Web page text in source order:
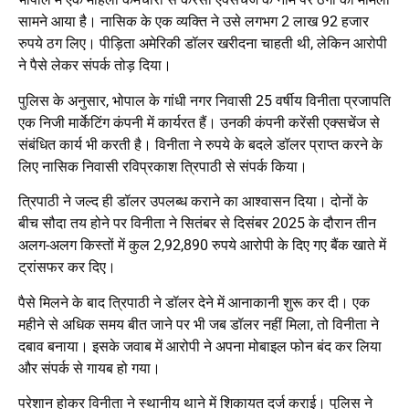
सामने आया है। नासिक के एक व्यक्ति ने उसे लगभग 2 लाख 92 हजार
रुपये ठग लिए। पीड़िता अमेरिकी डॉलर खरीदना चाहती थी, लेकिन आरोपी
ने पैसे लेकर संपर्क तोड़ दिया।
पुलिस के अनुसार, भोपाल के गांधी नगर निवासी 25 वर्षीय विनीता प्रजापति
एक निजी मार्केटिंग कंपनी में कार्यरत हैं। उनकी कंपनी करेंसी एक्सचेंज से
संबंधित कार्य भी करती है। विनीता ने रुपये के बदले डॉलर प्राप्त करने के
लिए नासिक निवासी रविप्रकाश त्रिपाठी से संपर्क किया।
त्रिपाठी ने जल्द ही डॉलर उपलब्ध कराने का आश्वासन दिया। दोनों के
बीच सौदा तय होने पर विनीता ने सितंबर से दिसंबर 2025 के दौरान तीन
अलग-अलग किस्तों में कुल 2,92,890 रुपये आरोपी के दिए गए बैंक खाते में
ट्रांसफर कर दिए।
पैसे मिलने के बाद त्रिपाठी ने डॉलर देने में आनाकानी शुरू कर दी। एक
महीने से अधिक समय बीत जाने पर भी जब डॉलर नहीं मिला, तो विनीता ने
दबाव बनाया। इसके जवाब में आरोपी ने अपना मोबाइल फोन बंद कर लिया
और संपर्क से गायब हो गया।
परेशान होकर विनीता ने स्थानीय थाने में शिकायत दर्ज कराई। पुलिस ने